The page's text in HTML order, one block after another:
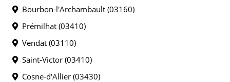
Bourbon-l'Archambault (03160)
Prémilhat (03410)
Vendat (03110)
Saint-Victor (03410)
Cosne-d'Allier (03430)